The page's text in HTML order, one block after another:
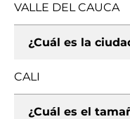
VALLE DEL CAUCA
¿Cuál es la
CALI
¿Cuál es el